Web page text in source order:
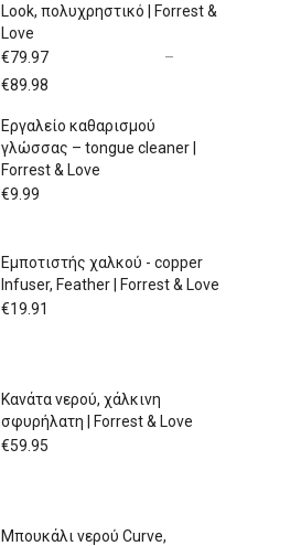
Look, πολυχρηστικό | Forrest &
Love
€79.97
–
€89.98
through
Εργαλείο καθαρισμού
γλώσσας – tongue cleaner |
Forrest & Love
€9.99
Εμποτιστής χαλκού - copper
Infuser, Feather | Forrest & Love
€19.91
Κανάτα νερού, χάλκινη
σφυρήλατη | Forrest & Love
€59.95
Μπουκάλι νερού Curve,